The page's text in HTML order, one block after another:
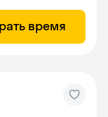
время